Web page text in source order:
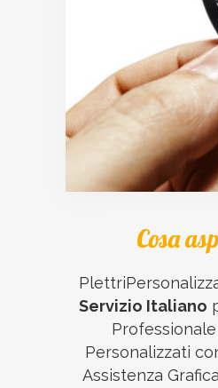
Cosa
Servizio Italiano
Personalizzati
Assistenza